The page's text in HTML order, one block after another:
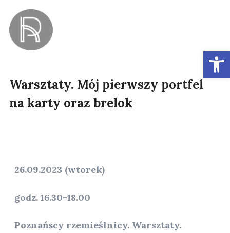
Warsztaty. Mój pierwszy portfel
na karty oraz brelok
26.09.2023 (wtorek)
godz. 16.30-18.00
Poznańscy rzemieślnicy. Warsztaty.